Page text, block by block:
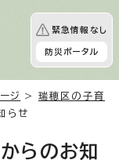
緊急情報なし
防災ポータル
ジ > 瑞穂区の子育
らせ
らのお知